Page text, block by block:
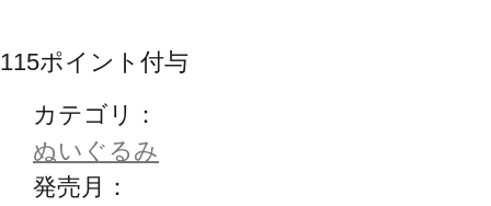
115ポイント付与
カテゴリ：
ぬいぐるみ
発売月：